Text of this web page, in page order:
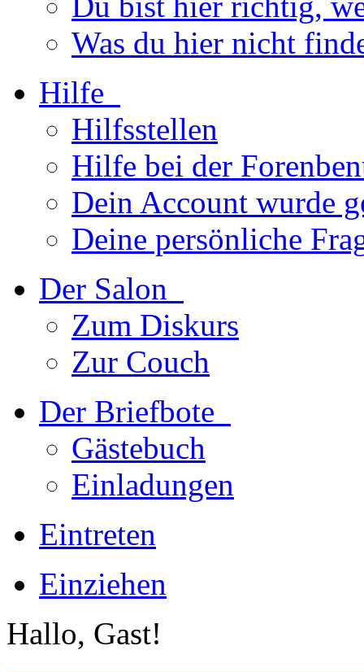
Was du hier nicht
Hilfe
Hilfsstellen
Hilfe bei der
Dein Account wurde
Deine persönliche
Der Salon
Zum Diskurs
Zur Couch
Der Briefbote
Gästebuch
Einladungen
Eintreten
Einziehen
Hallo, Gast!